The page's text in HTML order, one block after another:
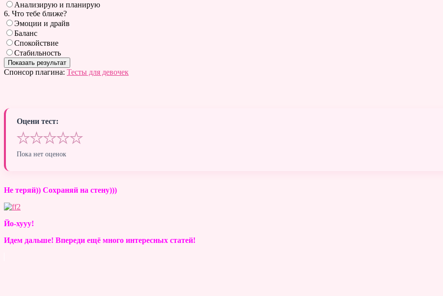
Анализирую и планирую
6. Что тебе ближе?
Эмоции и драйв
Баланс
Спокойствие
Стабильность
Спонсор плагина: Тесты для девочек
Оцени тест:
★★★★★
Пока нет оценок
Не теряй)) Сохраняй на стену)))
Йо-хууу!
Идем дальше! Впереди ещё много интересных статей!